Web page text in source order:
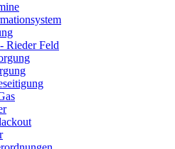
Rieder Feld